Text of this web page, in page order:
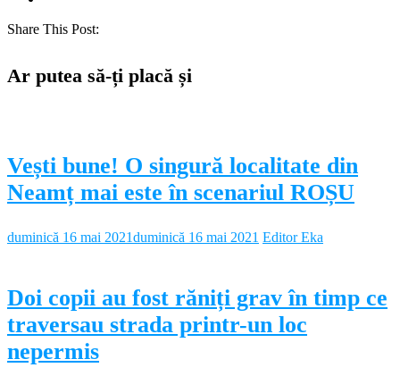
Share This Post:
Ar putea să-ți placă și
Vești bune! O singură localitate din
Neamț mai este în scenariul ROȘU
duminică 16 mai 2021duminică 16 mai 2021 Editor Eka
Doi copii au fost răniți grav în timp ce
traversau strada printr-un loc
nepermis